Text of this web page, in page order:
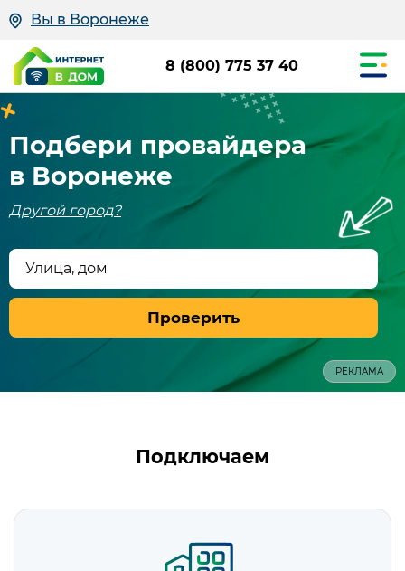
Вы в Воронеже
8 (800) 775 37 40
Подбери провайдера
в Воронеже
Другой город?
Улица, дом
Проверить
РЕКЛАМА
Подключаем